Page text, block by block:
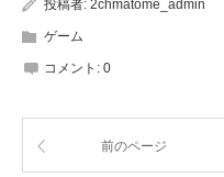
投稿者: 2chmatome_admin
ゲーム
コメント: 0
前のページ